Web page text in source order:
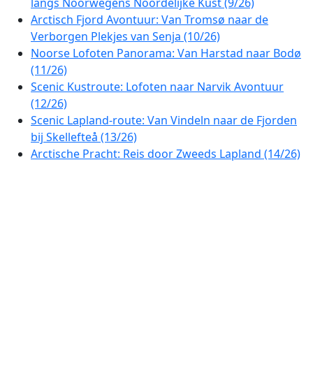
Arctisch Fjord Avontuur: Van Tromsø naar de
Verborgen Plekjes van Senja (10/26)
Noorse Lofoten Panorama: Van Harstad naar Bodø
(11/26)
Scenic Kustroute: Lofoten naar Narvik Avontuur
(12/26)
Scenic Lapland-route: Van Vindeln naar de Fjorden
bij Skellefteå (13/26)
Arctische Pracht: Reis door Zweeds Lapland (14/26)